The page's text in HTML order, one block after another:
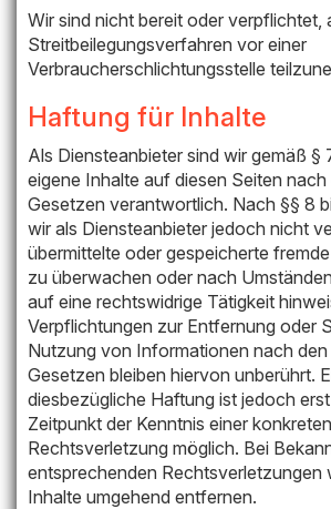
Wir sind nicht bereit oder verpflichtet,
Streitbeilegungsverfahren vor einer
Verbraucherschlichtungsstelle
Haftung für Inhalte
Als Diensteanbieter sind wir gemäß §
eigene Inhalte auf diesen Seiten nach
Gesetzen verantwortlich. Nach §§ 8
wir als Diensteanbieter jedoch nicht
übermittelte oder gespeicherte
zu überwachen oder nach
auf eine rechtswidrige Tätigkeit
Verpflichtungen zur Entfernung oder
Nutzung von Informationen nach den
Gesetzen bleiben hiervon unberührt.
diesbezügliche Haftung ist jedoch
Zeitpunkt der Kenntnis einer konkreten
Rechtsverletzung möglich. Bei
entsprechenden Rechtsverletzungen
Inhalte umgehend entfernen.